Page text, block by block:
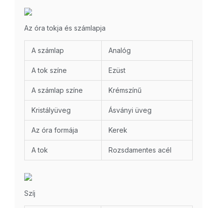
Az óra tokja és számlapja
A számlap Analóg
A tok színe Ezüst
A számlap színe Krémszínű
Kristályüveg Ásványi üveg
Az óra formája Kerek
A tok Rozsdamentes acél
Szíj